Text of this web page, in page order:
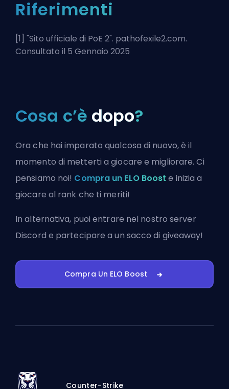
Riferimenti
[1] "Sito ufficiale di PoE 2". pathofexile2.com.
Consultato il 5 Gennaio 2025
Cosa c’è dopo?
Ora che hai imparato qualcosa di nuovo, è il
momento di metterti a giocare e migliorare. Ci
pensiamo noi! Compra un ELO Boost e inizia a
giocare al rank che ti meriti!
In alternativa, puoientrare nel nostro server
Discord e partecipare a un sacco di giveaway!
Compra Un ELO Boost
Counter-Strike